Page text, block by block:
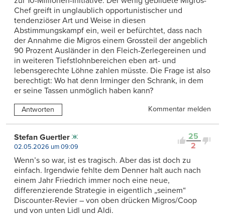
Chef greift in unglaublich opportunistischer und
tendenziöser Art und Weise in diesen
Abstimmungskampf ein, weil er befürchtet, dass nach
der Annahme die Migros einem Grossteil der angeblich
90 Prozent Ausländer in den Fleich-Zerlegereinen und
in weiteren Tiefstlohnbereichen eben art- und
lebensgerechte Löhne zahlen müsste. Die Frage ist also
berechtigt: Wo hat denn Irminger den Schrank, in dem
er seine Tassen unmöglich haben kann?
Antworten Kommentar melden
25
2
Stefan Guertler
02.05.2026 um 09:09
Wenn’s so war, ist es tragisch. Aber das ist doch zu
einfach. Irgendwie fehlte dem Denner halt auch nach
einem Jahr Friedrich immer noch eine neue,
differenzierende Strategie in eigentlich „seinem“
Discounter-Revier – von oben drücken Migros/Coop
und von unten Lidl und Aldi.